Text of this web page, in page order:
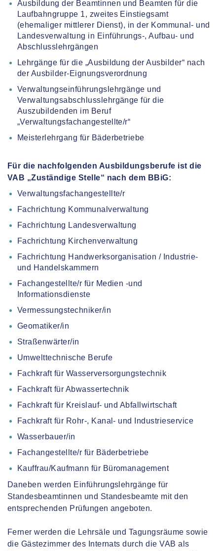
Ausbildung der Beamtinnen und Beamten für die
Laufbahngruppe 1, zweites Einstiegsamt
(ehemaliger mittlerer Dienst), in der Kommunal- und
Landesverwaltung in Einführungs-, Aufbau- und
Abschlusslehrgängen
Lehrgänge für die „Ausbildung der Ausbilder“ nach
der Ausbilder-Eignungsverordnung
Verwaltungseinführungslehrgänge und
Verwaltungsabschlusslehrgänge für die
Auszubildenden im Beruf
„Verwaltungsfachangestellte/r“
Meisterlehrgang für Bäderbetriebe
Für die nachfolgenden Ausbildungsberufe ist die
VAB „Zuständige Stelle“ nach dem BBiG:
Verwaltungsfachangestellte/r
Fachrichtung Kommunalverwaltung
Fachrichtung Landesverwaltung
Fachrichtung Kirchenverwaltung
Fachrichtung Handwerksorganisation / Industrie-
und Handelskammern
Fachangestellte/r für Medien -und
Informationsdienste
Vermessungstechniker/in
Geomatiker/in
Straßenwärter/in
Umwelttechnische Berufe
Fachkraft für Wasserversorgungstechnik
Fachkraft für Abwassertechnik
Fachkraft für Kreislauf- und Abfallwirtschaft
Fachkraft für Rohr-, Kanal- und Industrieservice
Wasserbauer/in
Fachangestellte/r für Bäderbetriebe
Kauffrau/Kaufmann für Büromanagement
Daneben werden Einführungslehrgänge für
Standesbeamtinnen und Standesbeamte mit den
entsprechenden Prüfungen angeboten.
Ferner werden die Lehrsäle und Tagungsräume sowie
die Gästezimmer des Internats durch die VAB als